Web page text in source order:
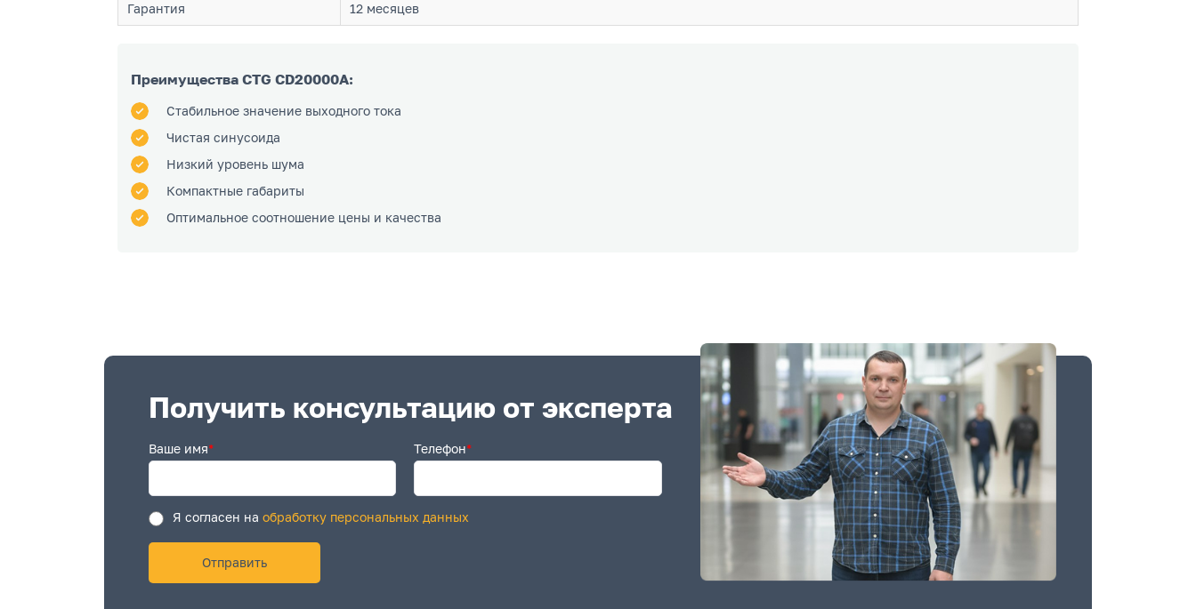
Гарантия 12 месяцев
Преимущества CTG CD20000A:
Стабильное значение выходного тока
Чистая синусоида
Низкий уровень шума
Компактные габариты
Оптимальное соотношение цены и качества
Получить консультацию от эксперта
Ваше имя* Телефон*
Я согласен на обработку персональных данных